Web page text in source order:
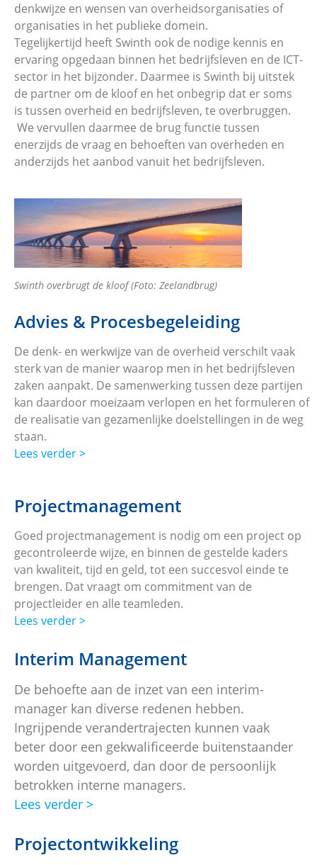
denkwijze en wensen van overheidsorganisaties of
organisaties in het publieke domein.
Tegelijkertijd heeft Swinth ook de nodige kennis en
ervaring opgedaan binnen het bedrijfsleven en de ICT-
sector in het bijzonder. Daarmee is Swinth bij uitstek
de partner om de kloof en het onbegrip dat er soms
is tussen overheid en bedrijfsleven, te overbruggen.
We vervullen daarmee de brug functie tussen
enerzijds de vraag en behoeften van overheden en
anderzijds het aanbod vanuit het bedrijfsleven.
Swinth overbrugt de kloof (Foto: Zeelandbrug)
Advies & Procesbegeleiding
De denk- en werkwijze van de overheid verschilt vaak
sterk van de manier waarop men in het bedrijfsleven
zaken aanpakt. De samenwerking tussen deze partijen
kan daardoor moeizaam verlopen en het formuleren of
de realisatie van gezamenlijke doelstellingen in de weg
staan.
Lees verder >
Projectmanagement
Goed projectmanagement is nodig om een project op
gecontroleerde wijze, en binnen de gestelde kaders
van kwaliteit, tijd en geld, tot een succesvol einde te
brengen. Dat vraagt om commitment van de
projectleider en alle teamleden.
Lees verder >
Interim Management
De behoefte aan de inzet van een interim-
manager kan diverse redenen hebben.
Ingrijpende verandertrajecten kunnen vaak
beter door een gekwalificeerde buitenstaander
worden uitgevoerd, dan door de persoonlijk
betrokken interne managers.
Lees verder >
Projectontwikkeling